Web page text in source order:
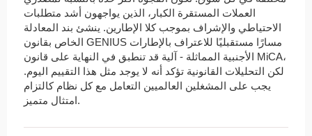
العملات المستقرة الكبار، الذين يواجهون أشد متطلبات
الاحتياطي والإشراف بموجب كلا الإطارين. ينشئ بند المعادلة
الخاص بقانون GENIUS مسارًا مستقبليًا للاعتراف بالإطارات
الأجنبية المماثلة - آلية قد تنطبق في النهاية على قانون MiCA،
لكن التحليلات القانونية تؤكد أنه لا يوجد مثل هذا التقييم اليوم.
يجب على المشغلين العالميين التعامل مع كل نظام كالتزام
امتثال متميز.